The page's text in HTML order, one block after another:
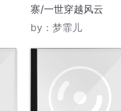
寨/一世穿越风云
by： 梦霏儿